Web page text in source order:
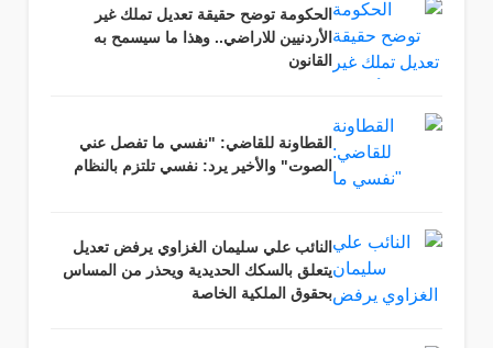
الحكومة توضح حقيقة تعديل تملك غير
الأردنيين للاراضي.. وهذا ما سيسمح به
القانون
القطاونة للقاضي: "نفسي ما تفصل عني
الصوت" والأخير يرد: نفسي تلتزم بالنظام
النائب علي سليمان الغزاوي يرفض تعديل
يتعلق بالسكك الحديدية ويحذر من المساس
بحقوق الملكية الخاصة